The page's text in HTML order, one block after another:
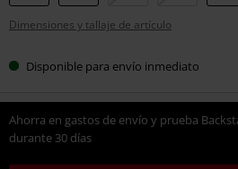
tu
talla
Dimensiones y tallaje de artículo
Disponible para envío inmediato
Ahorra en gastos de envío y prueba
durante 30 días